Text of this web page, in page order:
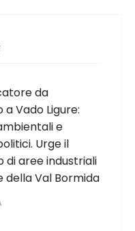
da
a Vado Ligure:
e
Urge il
di aree industriali
della Val Bormida